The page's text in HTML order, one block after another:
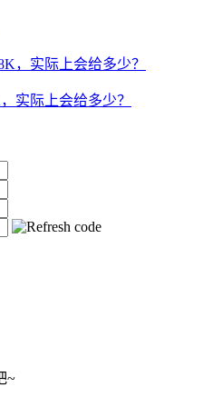
实际上会给多少？
~